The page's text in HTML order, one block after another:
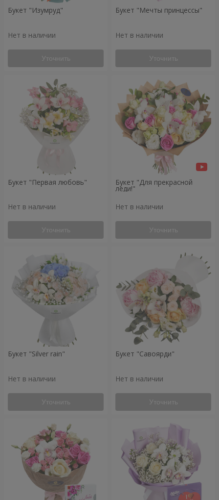
Букет "Изумруд"
Нет в наличии
Уточнить
Букет "Мечты принцессы"
Нет в наличии
Уточнить
Букет "Первая любовь"
Нет в наличии
Уточнить
Букет "Для прекрасной
леди!"
Нет в наличии
Уточнить
Букет "Silver rain"
Нет в наличии
Уточнить
Букет "Савоярди"
Нет в наличии
Уточнить